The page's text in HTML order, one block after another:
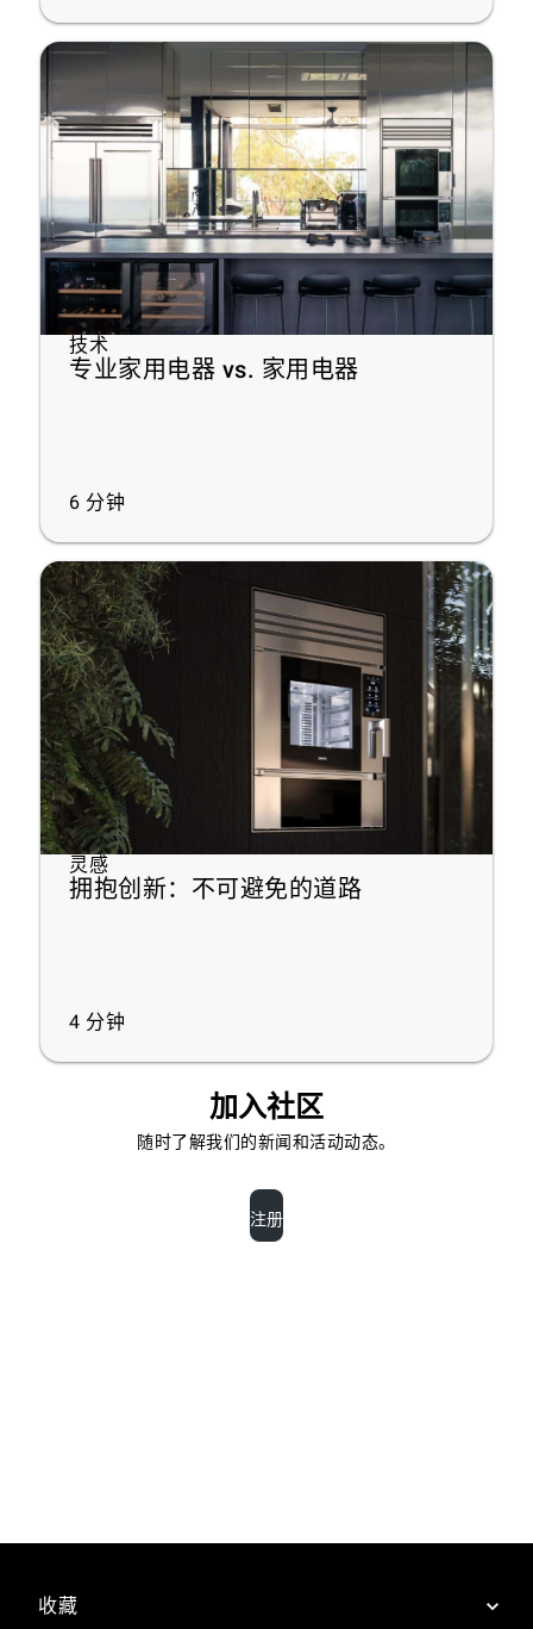
技术
专业家用电器 vs. 家用电器
6 分钟
灵感
拥抱创新：不可避免的道路
4 分钟
加入社区
随时了解我们的新闻和活动动态。
注册
收藏